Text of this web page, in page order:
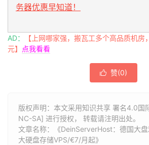
务器优惠早知道！
AD：
【上网哪家强，搬瓦工多个高品质机
元】
点我看看
 赞(0)
版权声明：本文采用知识共享 署名4.0国
NC-SA] 进行授权， 转载请注明出处。
文章名称：《DeinServerHost：德国大
大硬盘存储VPS/€7/月起》